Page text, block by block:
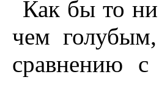
Как бы то ни
чем
сравнению